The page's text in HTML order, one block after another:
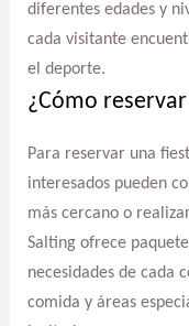
diferentes edades y
cada visitante
el deporte.
¿Cómo
Para reservar una
interesados pueden
más cercano o
Salting ofrece
necesidades de cada
comida y áreas